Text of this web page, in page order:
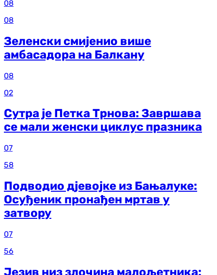
08
08
Зеленски смијенио више
амбасадора на Балкану
08
02
Сутра је Петка Трнова: Завршава
се мали женски циклус празника
07
58
Подводио дјевојке из Бањалуке:
Осуђеник пронађен мртав у
затвору
07
56
Језив низ злочина малољетника: